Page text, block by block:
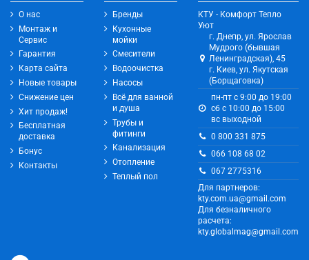
О нас
Монтаж и
Сервис
Гарантия
Карта сайта
Новые товары
Снижение цен
Хит продаж!
Бесплатная
доставка
Бонус
Контакты
Бренды
Кухонные
мойки
Смесители
Водоочистка
Насосы
Всё для ванной
и душа
Трубы и
фитинги
Канализация
Отопление
Теплый пол
КТУ - Комфорт Тепло
Уют
г. Днепр, ул. Ярослав
Мудрого (бывшая
Ленинградская), 45
г. Киев, ул. Якутская
(Борщаговка)
пн-пт с 9:00 до 19:00
сб с 10:00 до 15:00
вс выходной
0 800 331 875
066 108 68 02
067 2775316
Для партнеров:
kty.com.ua@gmail.com
Для безналичного
расчета:
kty.globalmag@gmail.com